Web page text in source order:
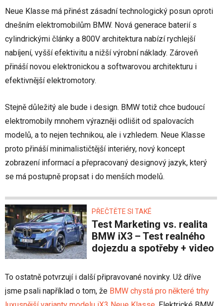
Neue Klasse má přinést zásadní technologický posun oproti
dnešním elektromobilům BMW. Nová generace baterií s
cylindrickými články a 800V architektura nabízí rychlejší
nabíjení, vyšší efektivitu a nižší výrobní náklady. Zároveň
přináší novou elektronickou a softwarovou architekturu i
efektivnější elektromotory.
Stejně důležitý ale bude i design. BMW totiž chce budoucí
elektromobily mnohem výrazněji odlišit od spalovacích
modelů, a to nejen technikou, ale i vzhledem. Neue Klasse
proto přináší minimalističtější interiéry, nový koncept
zobrazení informací a přepracovaný designový jazyk, který
se má postupně propsat i do menších modelů.
PŘEČTĚTE SI TAKÉ
Test Marketing vs. realita
BMW iX3 – Test realného
dojezdu a spotřeby + video
To ostatně potvrzují i další připravované novinky. Už dříve
jsme psali například o tom, že BMW chystá pro některé trhy